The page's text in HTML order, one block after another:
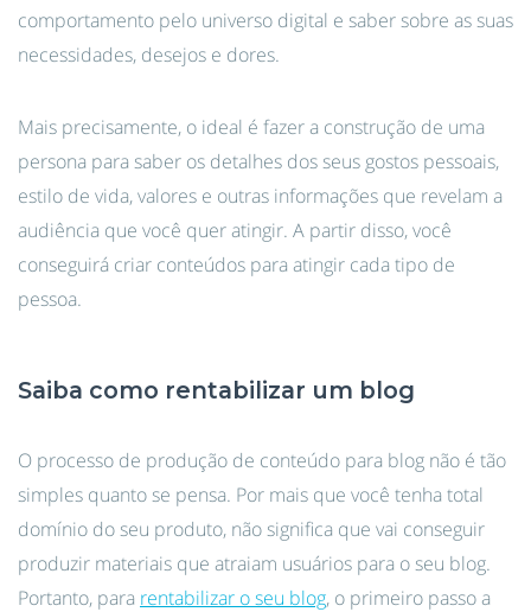
comportamento pelo universo digital e saber sobre as suas
necessidades, desejos e dores.
Mais precisamente, o ideal é fazer a construção de uma
persona para saber os detalhes dos seus gostos pessoais,
estilo de vida, valores e outras informações que revelam a
audiência que você quer atingir. A partir disso, você
conseguirá criar conteúdos para atingir cada tipo de
pessoa.
Saiba como rentabilizar um blog
O processo de produção de conteúdo para blog não é tão
simples quanto se pensa. Por mais que você tenha total
domínio do seu produto, não significa que vai conseguir
produzir materiais que atraiam usuários para o seu blog.
Portanto, para rentabilizar o seu blog, o primeiro passo a